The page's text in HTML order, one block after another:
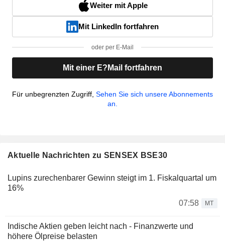
Weiter mit Apple
Mit LinkedIn fortfahren
oder per E-Mail
Mit einer E?Mail fortfahren
Für unbegrenzten Zugriff, Sehen Sie sich unsere Abonnements
an.
Aktuelle Nachrichten zu SENSEX BSE30
Lupins zurechenbarer Gewinn steigt im 1. Fiskalquartal um
16%
07:58
MT
Indische Aktien geben leicht nach - Finanzwerte und
höhere Ölpreise belasten